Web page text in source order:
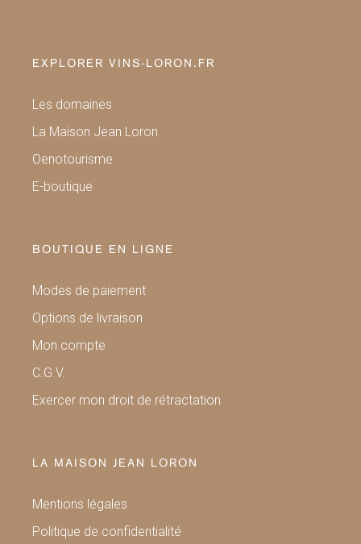
EXPLORER VINS-LORON.FR
Les domaines
La Maison Jean Loron
Oenotourisme
E-boutique
BOUTIQUE EN LIGNE
Modes de paiement
Options de livraison
Mon compte
C.G.V.
Exercer mon droit de rétractation
LA MAISON JEAN LORON
Mentions légales
Politique de confidentialité